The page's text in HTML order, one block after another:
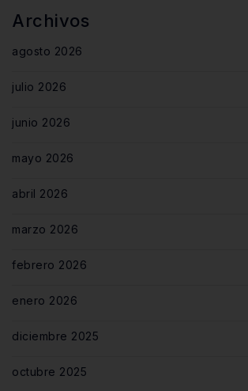
Archivos
agosto 2026
julio 2026
junio 2026
mayo 2026
abril 2026
marzo 2026
febrero 2026
enero 2026
diciembre 2025
octubre 2025